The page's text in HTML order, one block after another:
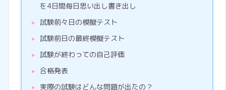
を4日間毎日思い出し書き出し
試験前々日の模擬テスト
試験前日の最終模擬テスト
試験が終わっての自己評価
合格発表
実際の試験はどんな問題が出たの？